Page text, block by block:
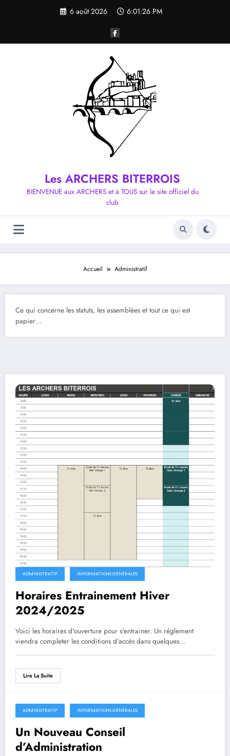
6 août 2026 6:01:27 PM
Les ARCHERS BITERROIS
BIENVENUE aux ARCHERS et à TOUS sur le site officiel du
club
Accueil Administratif
Ce qui concerne les statuts, les assemblées et tout ce qui est
papier…
ADMINISTRATIF INFORMATIONS GÉNÉRALES
Horaires Entrainement Hiver
2024/2025
Voici les horaires d'ouverture pour s'entrainer. Un réglement
viendra completer les conditions d'accès dans quelques…
Lire La Suite
ADMINISTRATIF INFORMATIONS GÉNÉRALES
Un Nouveau Conseil
d’Administration